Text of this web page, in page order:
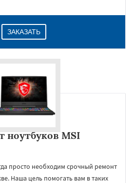
ЗАКАЗАТЬ
ноутбуков MSI
просто необходим срочный ремонт
Наша цель помогать вам в таких